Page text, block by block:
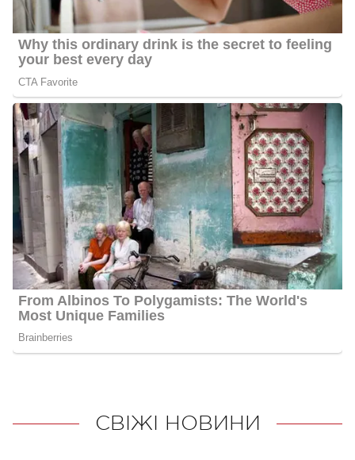
СВІЖІ НОВИНИ